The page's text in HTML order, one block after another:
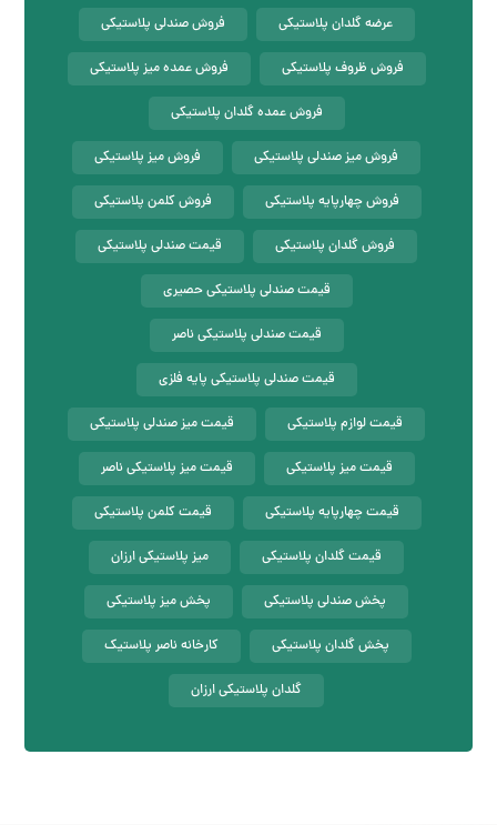
عرضه گلدان پلاستیکی فروش صندلی پلاستیکی
فروش ظروف پلاستیکی فروش عمده میز پلاستیکی
فروش عمده گلدان پلاستیکی
فروش میز صندلی پلاستیکی فروش میز پلاستیکی
فروش چهارپایه پلاستیکی فروش کلمن پلاستیکی
فروش گلدان پلاستیکی قیمت صندلی پلاستیکی
قیمت صندلی پلاستیکی حصیری
قیمت صندلی پلاستیکی ناصر
قیمت صندلی پلاستیکی پایه فلزی
قیمت لوازم پلاستیکی قیمت میز صندلی پلاستیکی
قیمت میز پلاستیکی قیمت میز پلاستیکی ناصر
قیمت چهارپایه پلاستیکی قیمت کلمن پلاستیکی
قیمت گلدان پلاستیکی میز پلاستیکی ارزان
پخش صندلی پلاستیکی پخش میز پلاستیکی
پخش گلدان پلاستیکی کارخانه ناصر پلاستیک
گلدان پلاستیکی ارزان